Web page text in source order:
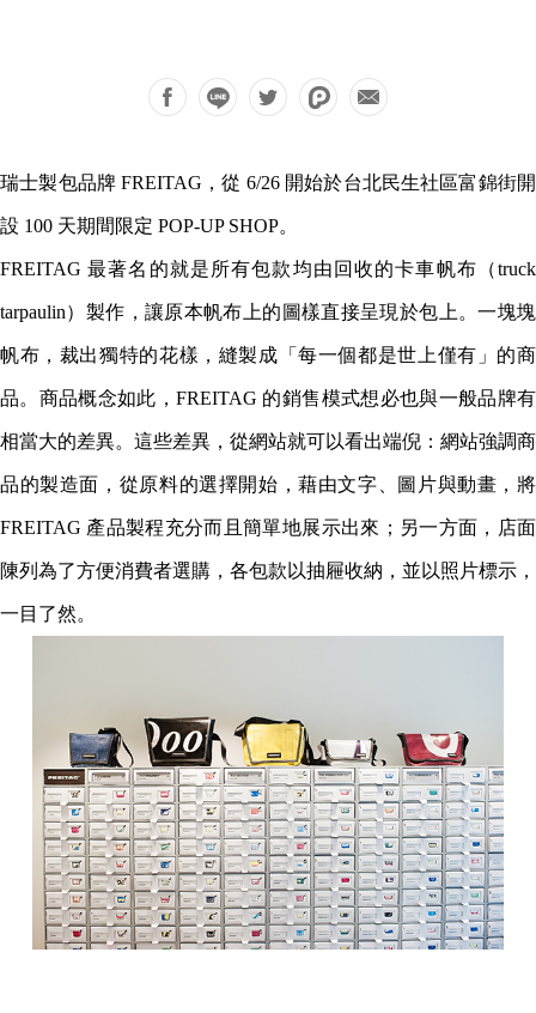
瑞士製包品牌 FREITAG，從 6/26 開始於台北民生社區富錦街開
設 100 天期間限定 POP-UP SHOP。
FREITAG 最著名的就是所有包款均由回收的卡車帆布（truck
tarpaulin）製作，讓原本帆布上的圖樣直接呈現於包上。一塊塊
帆布，裁出獨特的花樣，縫製成「每一個都是世上僅有」的商
品。商品概念如此，FREITAG 的銷售模式想必也與一般品牌有
相當大的差異。這些差異，從網站就可以看出端倪：網站強調商
品的製造面，從原料的選擇開始，藉由文字、圖片與動畫，將
FREITAG 產品製程充分而且簡單地展示出來；另一方面，店面
陳列為了方便消費者選購，各包款以抽屜收納，並以照片標示，
一目了然。